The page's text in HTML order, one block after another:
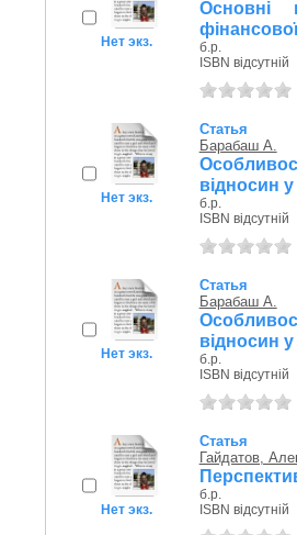
Нет экз.
Основні
б.р.
ISBN відсутній
Нет экз.
Статья
Барабаш А.
відносин
б.р.
ISBN відсутній
Нет экз.
Статья
Барабаш А.
відносин
б.р.
ISBN відсутній
Нет экз.
Статья
Гайдатов,
б.р.
ISBN відсутній